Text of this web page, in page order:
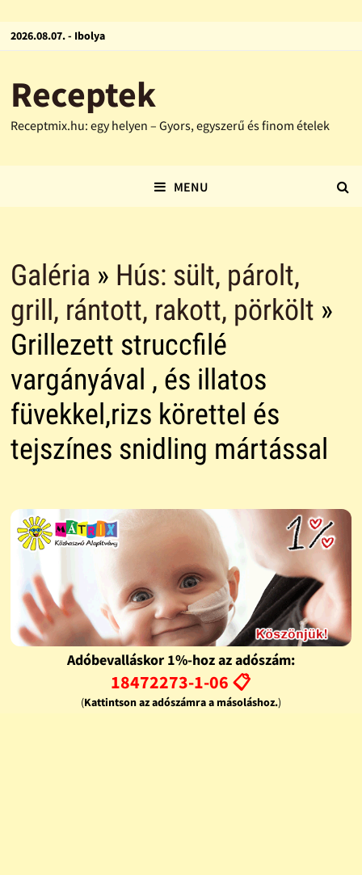
2026.08.07. - Ibolya
Receptek
Receptmix.hu: egy helyen – Gyors, egyszerű és finom ételek
MENU
Galéria » Hús: sült, párolt,
grill, rántott, rakott, pörkölt »
Grillezett struccfilé
vargányával , és illatos
füvekkel,rizs körettel és
tejszínes snidling mártással
Adóbevalláskor 1%-hoz az adószám:
18472273-1-06 📋
(Kattintson az adószámra a másoláshoz.)